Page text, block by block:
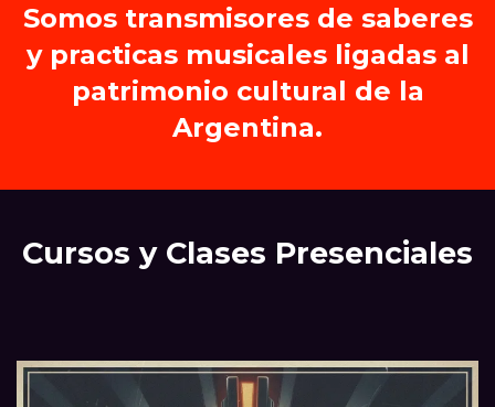
Somos transmisores de saberes
y practicas musicales ligadas al
patrimonio cultural de la
Argentina.
Cursos y Clases Presenciales